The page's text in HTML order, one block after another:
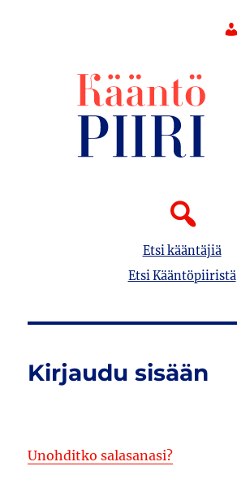
Etsi kääntäjiä
Etsi Kääntöpiiristä
Kirjaudu sisään
Unohditko salasanasi?